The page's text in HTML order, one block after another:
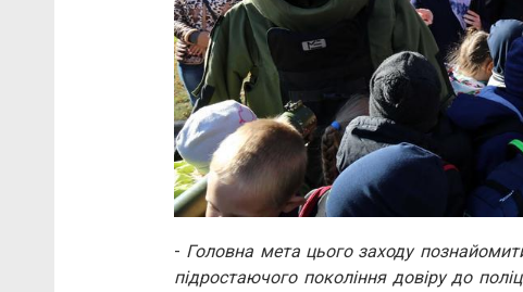
- Головна мета цього заходу
підростаючого покоління довіру до